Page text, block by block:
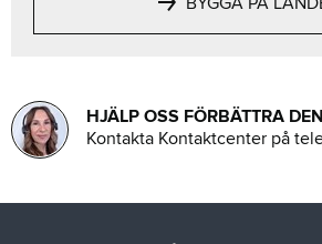
HJÄLP OSS FÖRBÄTTRA
Kontakta Kontaktcenter på